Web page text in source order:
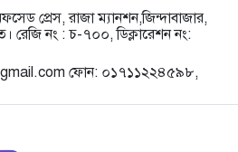
এসেছিলেন সিলেট, কফিনবন্দি হয়ে
ফেরার পথে সড়ক দুর্ঘটনায় প্রাণ গেল
ভৈরবীর
প্রেস, রাজা ম্যানশন,জিন্দাবাজার,
রেজি নং : চ-৭০০, ডিক্লারেশন নং:
ফোন: ০১৭১১২২৪৫৯৮,